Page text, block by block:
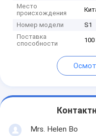
Место
происхождения
Номер модели
S1
Поставка
способности
Mrs. Helen Bo